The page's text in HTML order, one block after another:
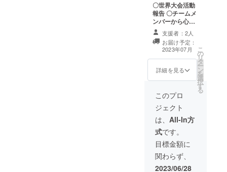
ジ
白 1個
) ※共
に郵送
〇世界大会活動
報告 〇チームメ
ンバーから心を
込めたお礼状 〇
チームオリジナ
ルTシャツ(ター
コイズブルー
チームロゴ入
り サイズ展開
M,L,LL) ※共に郵
頼中のため、デ
ございません
が、ご了承くだ
さい。
支援者：2人
お届け予定：
2023年07月
詳細を見る
こ
の
リ
タ
ー
ン
を
選
択
す
る
このプロ
ジェクト
は、 All-In方
式です。
目標金額に
関わらず、
2023/06/28